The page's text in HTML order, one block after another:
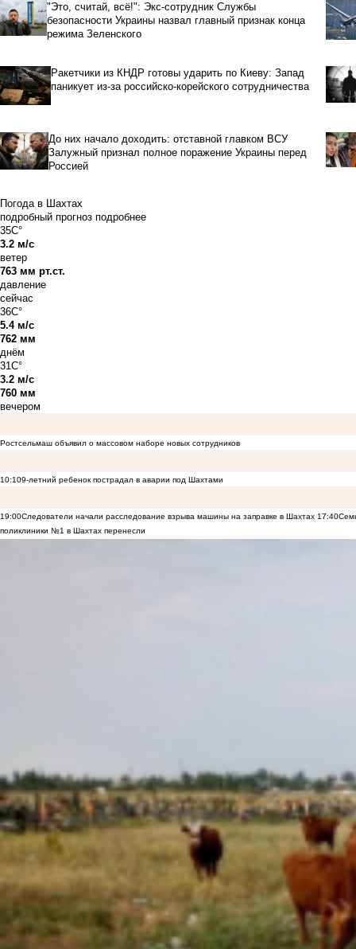
"Это, считай, всё!": Экс-сотрудник Службы
безопасности Украины назвал главный признак конца
режима Зеленского
Ракетчики из КНДР готовы ударить по Киеву: Запад
паникует из-за российско-корейского сотрудничества
До них начало доходить: отставной главком ВСУ
Залужный признал полное поражение Украины перед
Россией
Погода в Шахтах
подробный прогноз подробнее
35C°
3.2 м/с
ветер
763 мм рт.ст.
давление
сейчас
36C°
5.4 м/с
762 мм
днём
31C°
3.2 м/с
760 мм
вечером
Ростсельмаш объявил о массовом наборе новых сотрудников
10:109-летний ребенок пострадал в аварии под Шахтами
19:00Следователи начали расследование взрыва машины на заправке в Шахтах 17:40
поликлиники №1 в Шахтах перенесли